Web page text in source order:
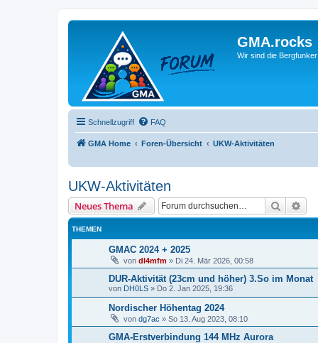
GMA.rocks
Wir sind die Bergfunker
Schnellzugriff FAQ
GMA Home Foren-Übersicht UKW-Aktivitäten
UKW-Aktivitäten
Neues Thema Suche
THEMEN
GMAC 2024 + 2025
von dl4mfm » Di 24. Mär 2026, 00:58
DUR-Aktivität (23cm und höher) 3.So im Monat
von DH0LS » Do 2. Jan 2025, 19:36
Nordischer Höhentag 2024
von dg7ac » So 13. Aug 2023, 08:10
GMA-Erstverbindung 144 MHz Aurora